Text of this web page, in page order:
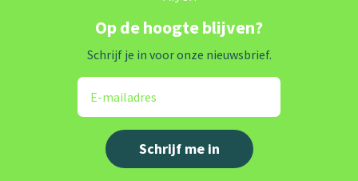
Op de hoogte blijven?
Schrijf je in voor onze nieuwsbrief.